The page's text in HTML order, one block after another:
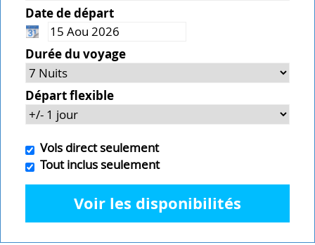
Date de départ
Durée du voyage
Départ flexible
Vols direct seulement
Tout inclus seulement
Voir les disponibilités